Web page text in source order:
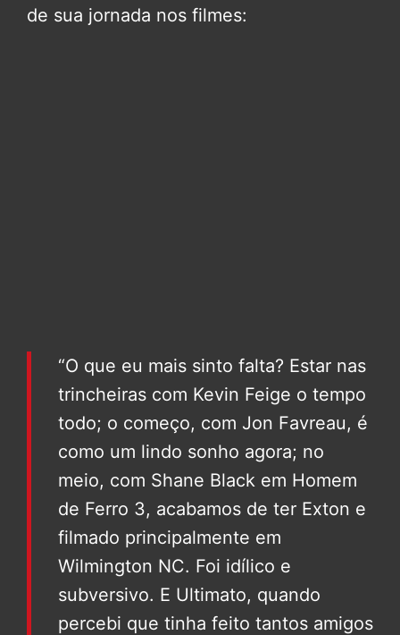
de sua jornada nos filmes:
“O que eu mais sinto falta? Estar nas
trincheiras com Kevin Feige o tempo
todo; o começo, com Jon Favreau, é
como um lindo sonho agora; no
meio, com Shane Black em Homem
de Ferro 3, acabamos de ter Exton e
filmado principalmente em
Wilmington NC. Foi idílico e
subversivo. E Ultimato, quando
percebi que tinha feito tantos amigos